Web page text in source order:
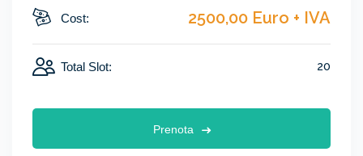
Cost: 2500,00 Euro + IVA
Total Slot: 20
Prenota